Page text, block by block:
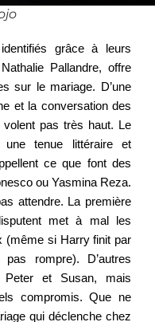
grâce à leurs
Pallandre, offre
sur le mariage. D’une
et la conversation des
pas très haut. Le
tenue littéraire et
ce que font des
ou Yasmina Reza.
attendre. La première
met à mal les
(même si Harry finit par
rompre). D’autres
Peter et Susan, mais
compromis. Que ne
qui déclenche chez